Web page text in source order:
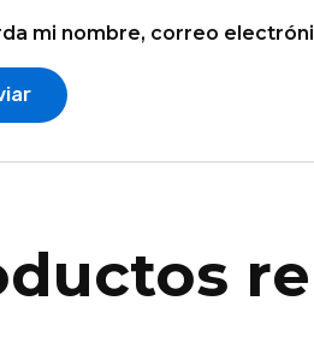
mi nombre, correo